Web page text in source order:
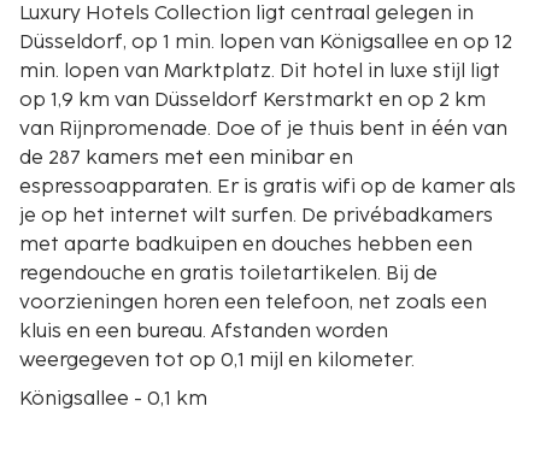
Luxury Hotels Collection ligt centraal gelegen in
Düsseldorf, op 1 min. lopen van Königsallee en op 12
min. lopen van Marktplatz. Dit hotel in luxe stijl ligt
op 1,9 km van Düsseldorf Kerstmarkt en op 2 km
van Rijnpromenade. Doe of je thuis bent in één van
de 287 kamers met een minibar en
espressoapparaten. Er is gratis wifi op de kamer als
je op het internet wilt surfen. De privébadkamers
met aparte badkuipen en douches hebben een
regendouche en gratis toiletartikelen. Bij de
voorzieningen horen een telefoon, net zoals een
kluis en een bureau. Afstanden worden
weergegeven tot op 0,1 mijl en kilometer.
Königsallee - 0,1 km